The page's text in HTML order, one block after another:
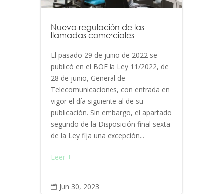
Nueva regulación de las
llamadas comerciales
El pasado 29 de junio de 2022 se
publicó en el BOE la Ley 11/2022, de
28 de junio, General de
Telecomunicaciones, con entrada en
vigor el día siguiente al de su
publicación. Sin embargo, el apartado
segundo de la Disposición final sexta
de la Ley fija una excepción...
Leer +
 Jun 30, 2023